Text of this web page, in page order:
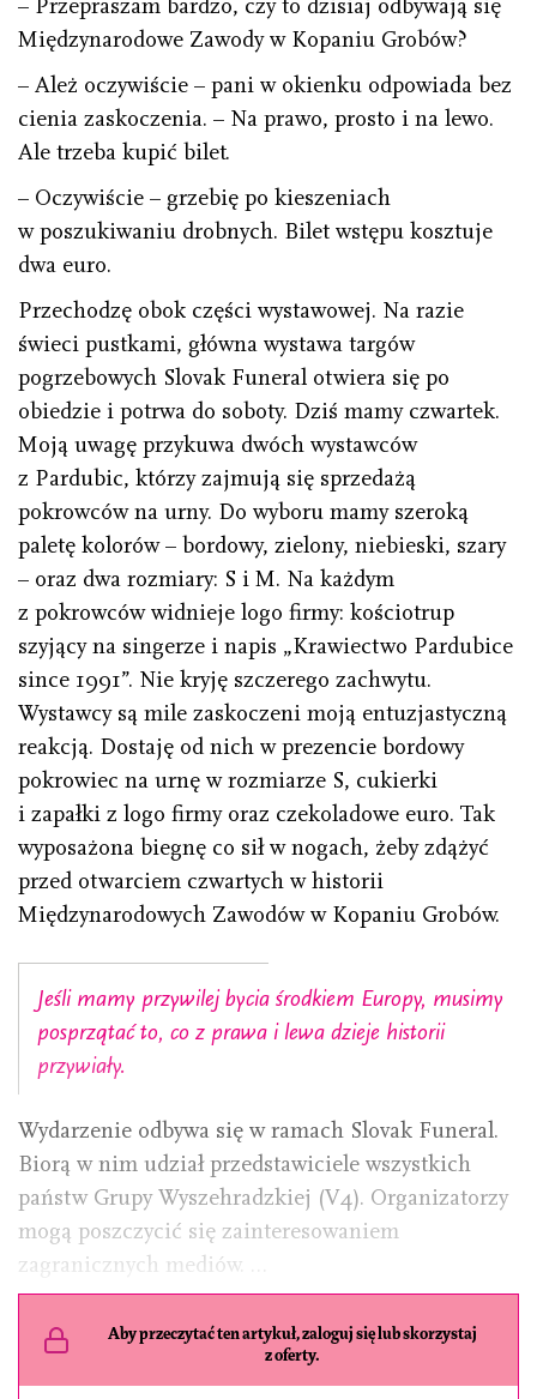
– Przepraszam bardzo, czy to dzisiaj odbywają się
Międzynarodowe Zawody w Kopaniu Grobów?
– Ależ oczywiście – pani w okienku odpowiada bez
cienia zaskoczenia. – Na prawo, prosto i na lewo.
Ale trzeba kupić bilet.
– Oczywiście – grzebię po kieszeniach
w poszukiwaniu drobnych. Bilet wstępu kosztuje
dwa euro.
Przechodzę obok części wystawowej. Na razie
świeci pustkami, główna wystawa targów
pogrzebowych Slovak Funeral otwiera się po
obiedzie i potrwa do soboty. Dziś mamy czwartek.
Moją uwagę przykuwa dwóch wystawców
z Pardubic, którzy zajmują się sprzedażą
pokrowców na urny. Do wyboru mamy szeroką
paletę kolorów – bordowy, zielony, niebieski, szary
– oraz dwa rozmiary: S i M. Na każdym
z pokrowców widnieje logo firmy: kościotrup
szyjący na singerze i napis „Krawiectwo Pardubice
since 1991”. Nie kryję szczerego zachwytu.
Wystawcy są mile zaskoczeni moją entuzjastyczną
reakcją. Dostaję od nich w prezencie bordowy
pokrowiec na urnę w rozmiarze S, cukierki
i zapałki z logo firmy oraz czekoladowe euro. Tak
wyposażona biegnę co sił w nogach, żeby zdążyć
przed otwarciem czwartych w historii
Międzynarodowych Zawodów w Kopaniu Grobów.
Jeśli mamy przywilej bycia środkiem Europy, musimy
posprzątać to, co z prawa i lewa dzieje historii
przywiały.
Wydarzenie odbywa się w ramach Slovak Funeral.
Biorą w nim udział przedstawiciele wszystkich
państw Grupy Wyszehradzkiej (V4). Organizatorzy
mogą poszczycić się zainteresowaniem
zagranicznych mediów. …
Aby przeczytać ten artykuł, zaloguj się lub skorzystaj
z oferty.